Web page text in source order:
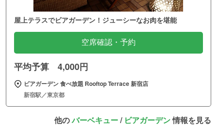
屋上テラスでビアガーデン！ジューシーなお肉を堪能
空席確認・予約
平均予算 4,000円
ビアガーデン 食べ放題 Rooftop Terrace 新宿店
新宿駅／東京都
他のバーベキュー/ ビアガーデン情報を見る